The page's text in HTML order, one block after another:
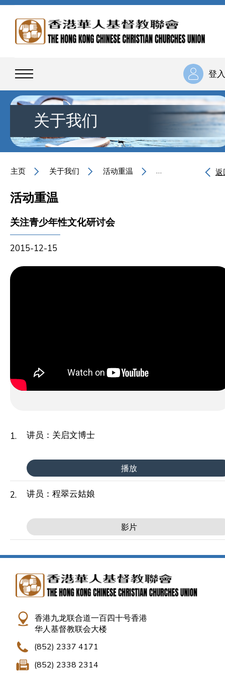
登入
关于我们
主页 关于我们 活动重温 关注青少年性文化返
活动重温
关注青少年性文化研讨会
2015-12-15
1. 讲员：关启文博士
播放
2. 讲员：程翠云姑娘
影片
香港九龙联合道一百四十号香港
华人基督教联会大楼
(852) 2337 4171
(852) 2338 2314